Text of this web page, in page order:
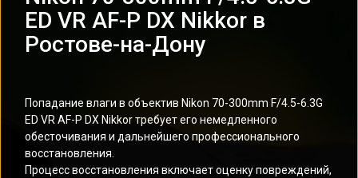
ED VR AF-P DX Nikkor в
Ростове-на-Дону
Попадание влаги в объектив Nikon 70-300mm F/4.5-6.3G
ED VR AF-P DX Nikkor требует его немедленного
обесточивания и дальнейшего профессионального
восстановления.
Процесс восстановления включает оценку повреждений,